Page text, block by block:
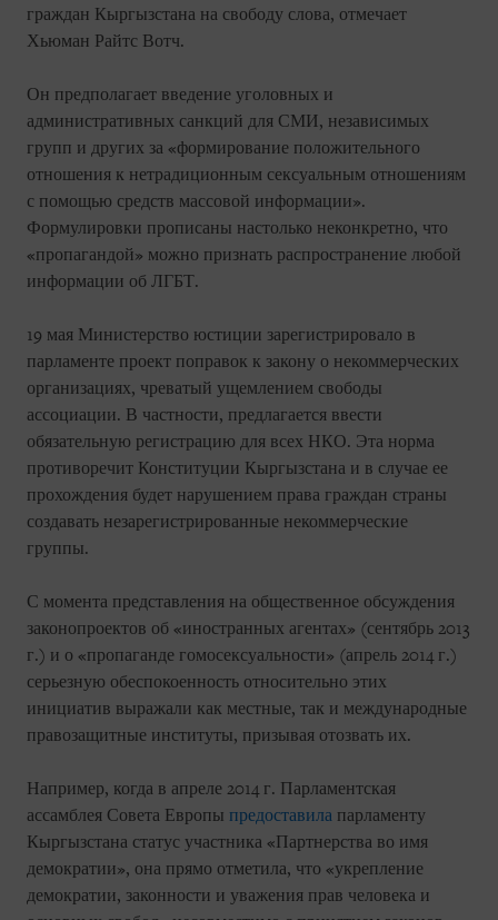
граждан Кыргызстана на свободу слова, отмечает
Хьюман Райтс Вотч.
Он предполагает введение уголовных и
административных санкций для СМИ, независимых
групп и других за «формирование положительного
отношения к нетрадиционным сексуальным отношениям
с помощью средств массовой информации».
Формулировки прописаны настолько неконкретно, что
«пропагандой» можно признать распространение любой
информации об ЛГБТ.
19 мая Министерство юстиции зарегистрировало в
парламенте проект поправок к закону о некоммерческих
организациях, чреватый ущемлением свободы
ассоциации. В частности, предлагается ввести
обязательную регистрацию для всех НКО. Эта норма
противоречит Конституции Кыргызстана и в случае ее
прохождения будет нарушением права граждан страны
создавать незарегистрированные некоммерческие
группы.
С момента представления на общественное обсуждения
законопроектов об «иностранных агентах» (сентябрь 2013
г.) и о «пропаганде гомосексуальности» (апрель 2014 г.)
серьезную обеспокоенность относительно этих
инициатив выражали как местные, так и международные
правозащитные институты, призывая отозвать их.
Например, когда в апреле 2014 г. Парламентская
ассамблея Совета Европы предоставила парламенту
Кыргызстана статус участника «Партнерства во имя
демократии», она прямо отметила, что «укрепление
демократии, законности и уважения прав человека и